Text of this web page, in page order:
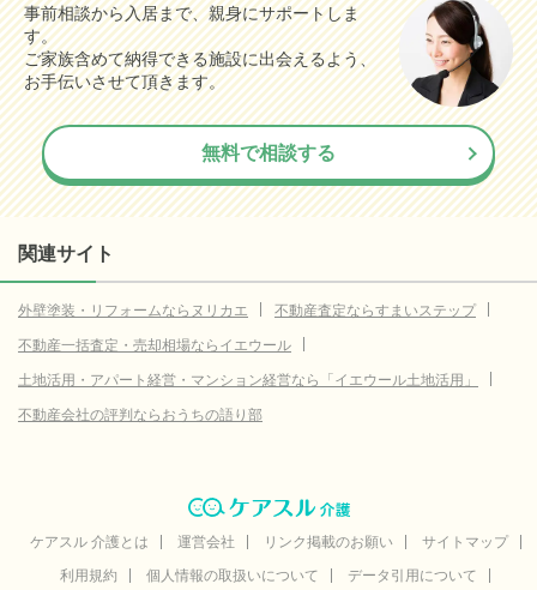
事前相談から入居まで、親身にサポートしま
す。
ご家族含めて納得できる施設に出会えるよう、
お手伝いさせて頂きます。
無料で相談する
関連サイト
外壁塗装・リフォームならヌリカエ
不動産査定ならすまいステップ
不動産一括査定・売却相場ならイエウール
土地活用・アパート経営・マンション経営なら「イエウール土地活用」
不動産会社の評判ならおうちの語り部
ケアスル 介護とは 運営会社 リンク掲載のお願い
サイトマップ
利用規約
個人情報の取扱いについて データ引用について